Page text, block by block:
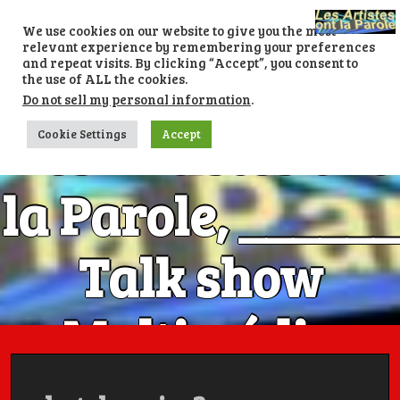
content
Les Artistes ont
la Parole, ______
Talk show
Multimédia
We use cookies on our website to give you the most
relevant experience by remembering your preferences
and repeat visits. By clicking “Accept”, you consent to
the use of ALL the cookies.
Do not sell my personal information.
Cookie Settings Accept